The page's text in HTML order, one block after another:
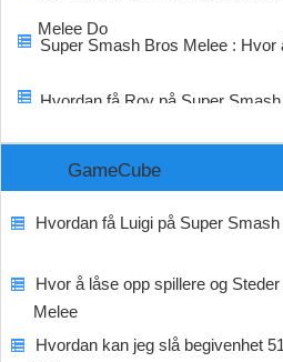
Melee Do
Super Smash Bros Melee : Hvor
Hvordan få Roy på Super
GameCube
Hvordan få Luigi på Super
Hvor å låse opp spillere og
Melee
Hvordan kan jeg slå begivenhet